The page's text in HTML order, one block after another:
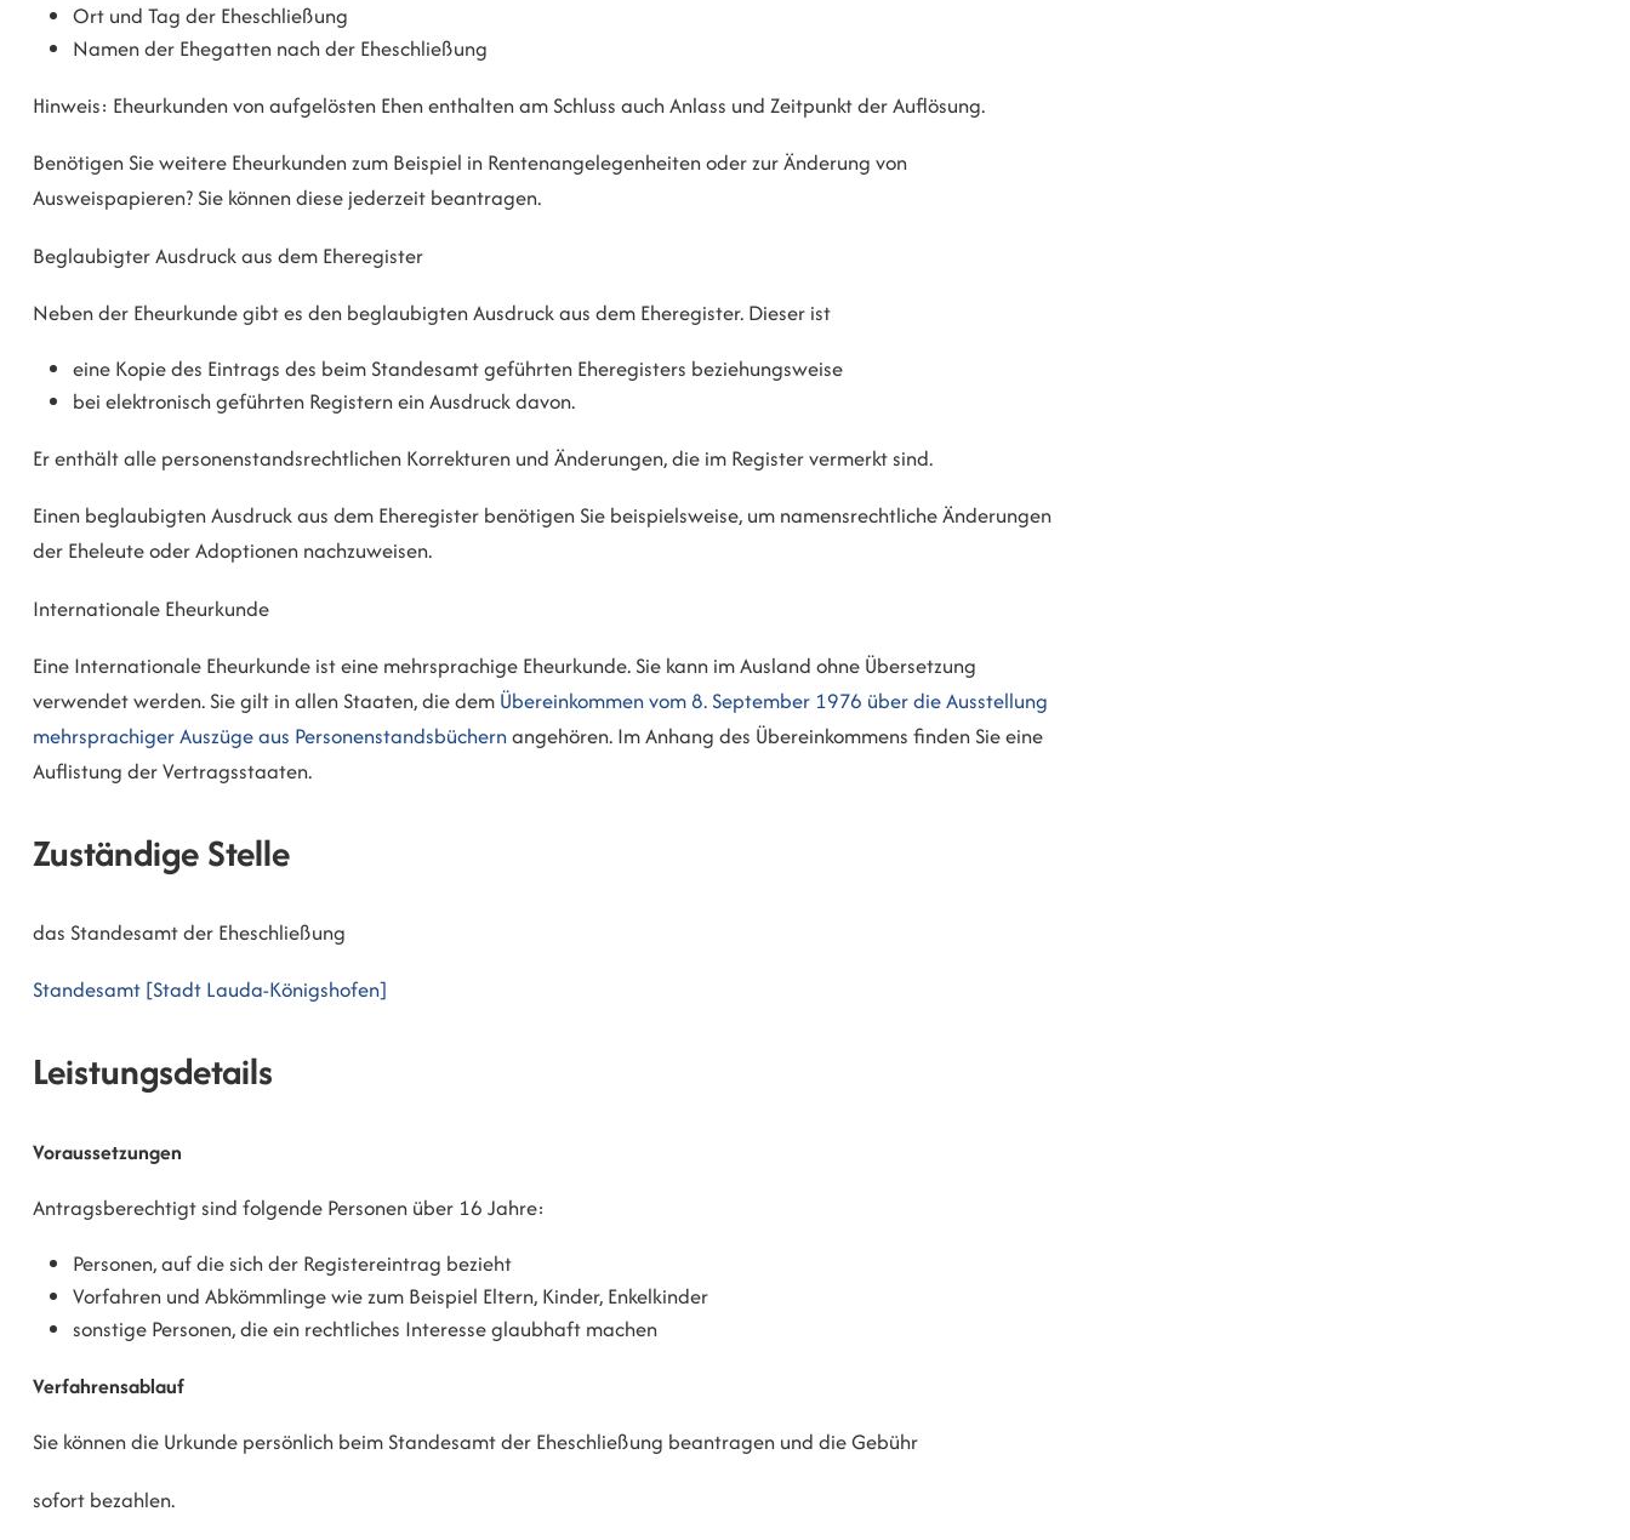
Ort und Tag der Eheschließung
Namen der Ehegatten nach der Eheschließung
Hinweis: Eheurkunden von aufgelösten Ehen enthalten am Schluss auch Anlass und Zeitpunkt der Auflösung.
Benötigen Sieweitere Eheurkundenzum Beispiel in Rentenangelegenheiten oder zur Änderung von
Ausweispapieren? Sie können diese jederzeit beantragen.
Beglaubigter Ausdruck aus dem Eheregister
Neben der Eheurkunde gibt es den beglaubigten Ausdruck aus dem Eheregister. Dieser ist
eine Kopie des Eintrags des beim Standesamt geführten Eheregisters beziehungsweise
bei elektronisch geführten Registern ein Ausdruck davon.
Er enthält alle personenstandsrechtlichen Korrekturen und Änderungen, die im Register vermerkt sind.
Einen beglaubigten Ausdruck aus dem Eheregister benötigen Sie beispielsweise, um namensrechtliche Änderungen
der Eheleute oder Adoptionen nachzuweisen.
Internationale Eheurkunde
Eine Internationale Eheurkunde ist eine mehrsprachige Eheurkunde. Sie kann im Ausland ohne Übersetzung
verwendet werden. Sie gilt in allen Staaten, die dem Übereinkommen vom 8. September 1976 über die Ausstellung
mehrsprachiger Auszüge aus Personenstandsbüchernangehören. Im Anhang des Übereinkommens finden Sie eine
Auflistung der Vertragsstaaten.
Zuständige Stelle
das Standesamt der Eheschließung
Standesamt [Stadt Lauda-Königshofen]
Leistungsdetails
Voraussetzungen
Antragsberechtigt sind folgende Personen über 16 Jahre:
Personen, auf die sich der Registereintrag bezieht
Vorfahren und Abkömmlinge wie zum Beispiel Eltern, Kinder, Enkelkinder
sonstige Personen, die ein rechtliches Interesse glaubhaft machen
Verfahrensablauf
Sie können die Urkunde persönlich beim Standesamt der Eheschließung beantragen und die Gebühr
sofort bezahlen.